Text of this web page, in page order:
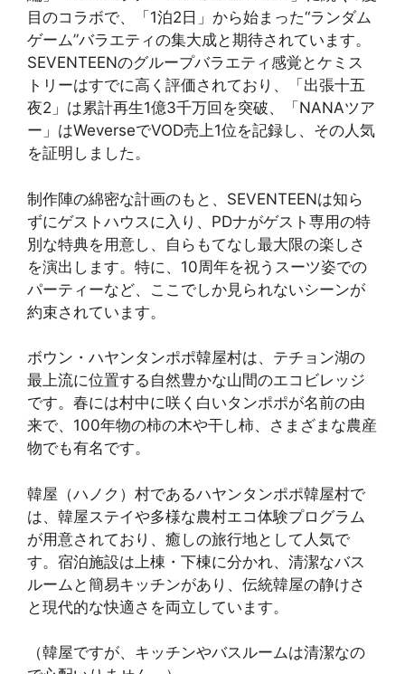
目のコラボで、「1泊2日」から始まった“ランダム
ゲーム”バラエティの集大成と期待されています。
SEVENTEENのグループバラエティ感覚とケミス
トリーはすでに高く評価されており、「出張十五
夜2」は累計再生1億3千万回を突破、「NANAツア
ー」はWeverseでVOD売上1位を記録し、その人気
を証明しました。
制作陣の綿密な計画のもと、SEVENTEENは知ら
ずにゲストハウスに入り、PDナがゲスト専用の特
別な特典を用意し、自らもてなし最大限の楽しさ
を演出します。特に、10周年を祝うスーツ姿での
パーティーなど、ここでしか見られないシーンが
約束されています。
ボウン・ハヤンタンポポ韓屋村は、テチョン湖の
最上流に位置する自然豊かな山間のエコビレッジ
です。春には村中に咲く白いタンポポが名前の由
来で、100年物の柿の木や干し柿、さまざまな農産
物でも有名です。
韓屋（ハノク）村であるハヤンタンポポ韓屋村で
は、韓屋ステイや多様な農村エコ体験プログラム
が用意されており、癒しの旅行地として人気で
す。宿泊施設は上棟・下棟に分かれ、清潔なバス
ルームと簡易キッチンがあり、伝統韓屋の静けさ
と現代的な快適さを両立しています。
（韓屋ですが、キッチンやバスルームは清潔なの